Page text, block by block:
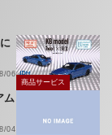
06
商品サービス
ム
04